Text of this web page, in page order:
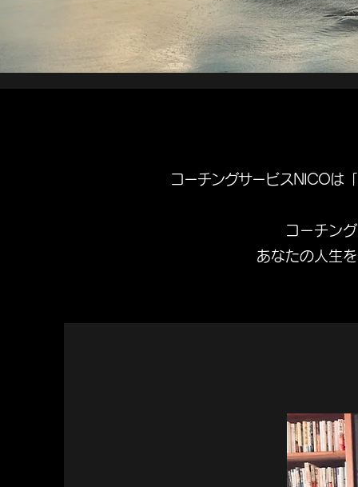
コーチングサービスNICOは
コーチン
あなたの人生